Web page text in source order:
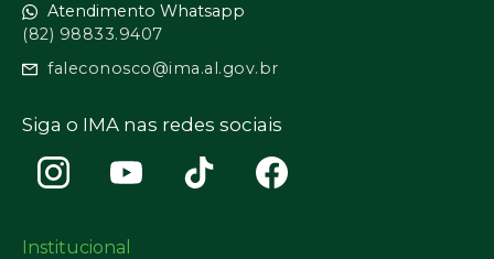
Atendimento Whatsapp
(82) 98833.9407
faleconosco@ima.al.gov.br
Siga o IMA nas redes sociais
Institucional